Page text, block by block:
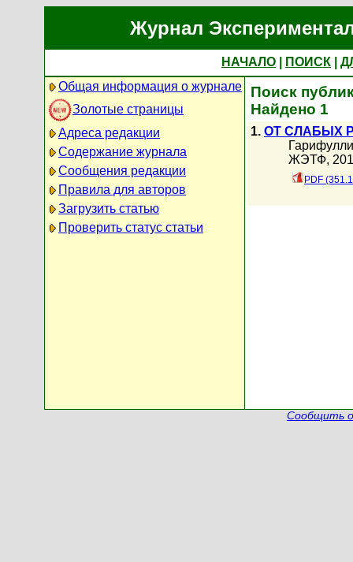
Журнал
НАЧАЛО ПОИСК
Общая информация о журнале
Золотые страницы
Адреса редакции
Содержание журнала
Сообщения редакции
Правила для авторов
Загрузить статью
Проверить статус статьи
Поиск
Найдено 1
1. ОТ СЛАБЫХ
ЖЭТФ,
PDF
Сообщить о